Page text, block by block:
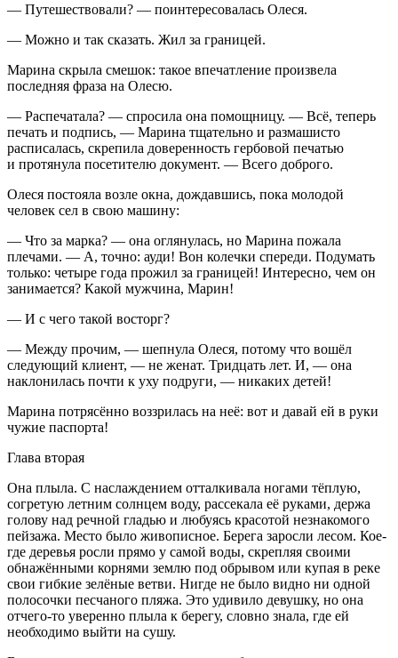
— Путешествовали? — поинтересовалась Олеся.
— Можно и так сказать. Жил за границей.
Марина скрыла смешок: такое впечатление произвела
последняя фраза на Олесю.
— Распечатала? — спросила она помощницу. — Всё, теперь
печать и подпись, — Марина тщательно и размашисто
расписалась, скрепила доверенность гербовой печатью
и протянула посетителю документ. — Всего доброго.
Олеся постояла возле окна, дождавшись, пока молодой
человек сел в свою машину:
— Что за марка? — она оглянулась, но Марина пожала
плечами. — А, точно: ауди! Вон колечки спереди. Подумать
только: четыре года прожил за границей! Интересно, чем он
занимается? Какой мужчина, Марин!
— И с чего такой восторг?
— Между прочим, — шепнула Олеся, потому что вошёл
следующий клиент, — не женат. Тридцать лет. И, — она
наклонилась почти к уху подруги, — никаких детей!
Марина потрясённо воззрилась на неё: вот и давай ей в руки
чужие паспорта!
Глава вторая
Она плыла. С наслаждением отталкивала ногами тёплую,
согретую летним солнцем воду, рассекала её руками, держа
голову над речной гладью и любуясь красотой незнакомого
пейзажа. Место было живописное. Берега заросли лесом. Кое-
где деревья росли прямо у самой воды, скрепляя своими
обнажёнными корнями землю под обрывом или купая в реке
свои гибкие зелёные ветви. Нигде не было видно ни одной
полосочки песчаного пляжа. Это удивило девушку, но она
отчего-то уверенно плыла к берегу, словно знала, где ей
необходимо выйти на сушу.